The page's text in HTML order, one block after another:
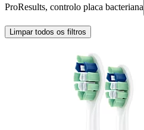
ProResults, controlo placa bacteriana
Limpar todos os filtros